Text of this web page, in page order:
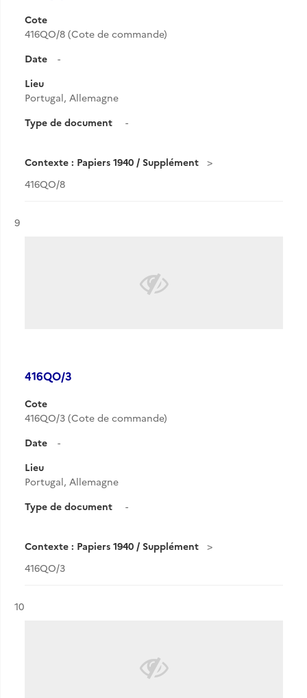
Cote
416QO/8 (Cote de commande)
Date
-
Lieu
Portugal, Allemagne
Type de document
-
Contexte : Papiers 1940 / Supplément
416QO/8
Résultat n°
9
416QO/3
Cote
416QO/3 (Cote de commande)
Date
-
Lieu
Portugal, Allemagne
Type de document
-
Contexte : Papiers 1940 / Supplément
416QO/3
Résultat n°
10